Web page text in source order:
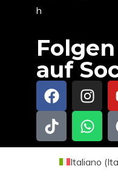
h
auf
Italiano (